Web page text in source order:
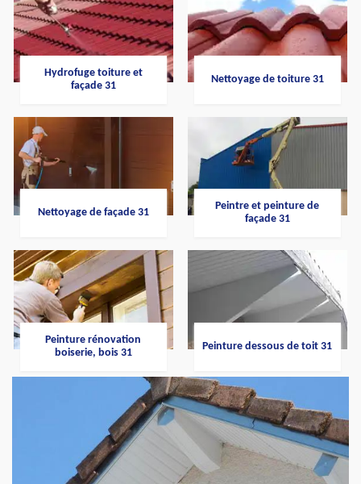
Hydrofuge toiture et
façade 31
Nettoyage de toiture 31
Nettoyage de façade 31
Peintre et peinture de
façade 31
Peinture rénovation
boiserie, bois 31
Peinture dessous de toit 31